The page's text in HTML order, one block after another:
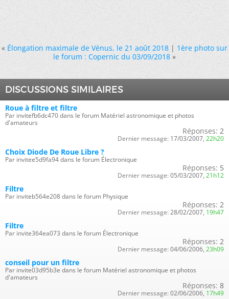
« Élongation maximale de Vénus, le 21 août 2018|1ère photo sur
le forum : Copernic du 03/09/2018 »
DISCUSSIONS SIMILAIRES
Roue à filtre et filtre
Par invitefb6dc470 dans le forum Matériel astronomique et photos
d'amateurs
Réponses: 2
Dernier message: 17/03/2007, 22h20
Choix Diode De Roue Libre ?
Par invitee5d9fa94 dans le forum Électronique
Réponses: 5
Dernier message: 05/03/2007, 21h12
Filtre
Par inviteb564e208 dans le forum Physique
Réponses: 2
Dernier message: 28/02/2007, 19h47
Filtre
Par invite364ea073 dans le forum Électronique
Réponses: 2
Dernier message: 04/06/2006, 23h09
conseil pour un filtre
Par invite03d95b3e dans le forum Matériel astronomique et photos
d'amateurs
Réponses: 8
Dernier message: 02/06/2006, 17h49